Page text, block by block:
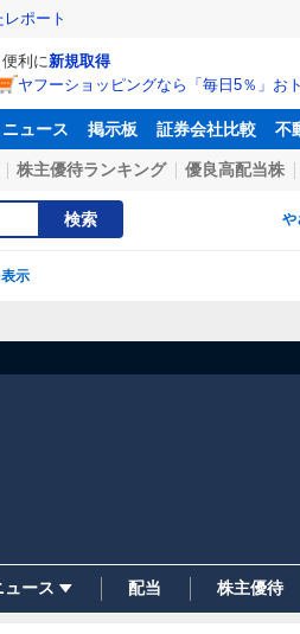
ポート
便利に新規取得
ヤフーショッピングなら「毎日5％」お
ニュース 掲示板 証券会社比較 不
株主優待ランキング 優良高配当株
検索 や
示
ュース 配当 株主優待